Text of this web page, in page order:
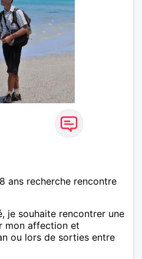
ans recherche rencontre
je souhaite rencontrer une
mon affection et
ou lors de sorties entre